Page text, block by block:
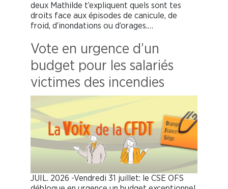
deux Mathilde t’expliquent quels sont tes
droits face aux épisodes de canicule, de
froid, d’inondations ou d’orages.…
Vote en urgence d’un
budget pour les salariés
victimes des incendies
JUIL. 2026 -Vendredi 31 juillet: le CSE OFS